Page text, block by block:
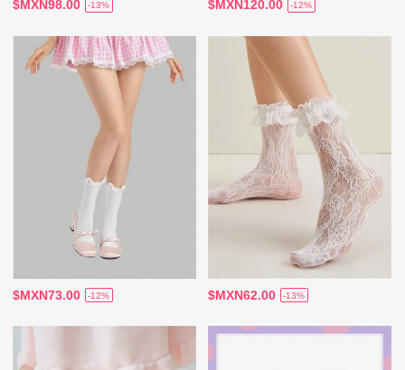
$MXN98.00 -13% $MXN120.00 -12%
$MXN73.00 -12% $MXN62.00 -13%